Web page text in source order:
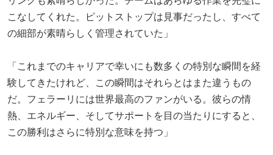
こなしてくれた。ピットストップは見事だったし、すべて
の細部が素晴らしく管理されていた」
「これまでのキャリアで幸いにも数多くの特別な瞬間を経
験してきたけれど、この瞬間はそれらとはまた違うもの
だ。フェラーリには世界最高のファンがいる。彼らの情
熱、エネルギー、そしてサポートを目の当たりにすると、
この勝利はさらに特別な意味を持つ」